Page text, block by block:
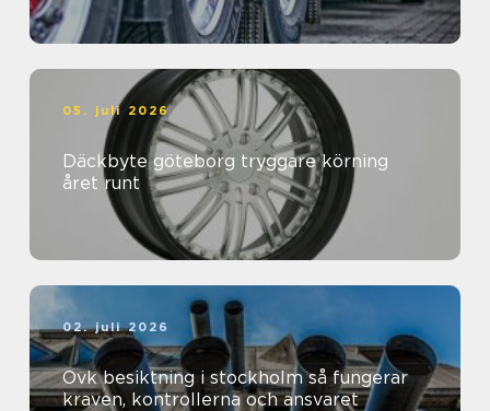
05. juli 2026
Däckbyte göteborg tryggare körning
året runt
02. juli 2026
Ovk besiktning i stockholm så fungerar
kraven, kontrollerna och ansvaret